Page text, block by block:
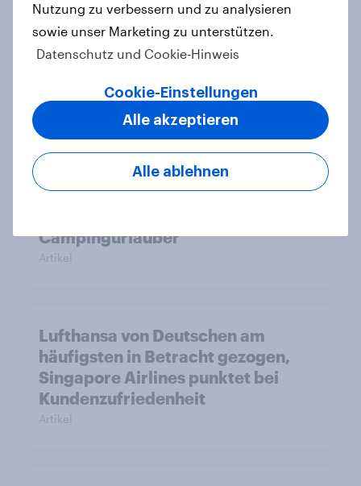
Urlaubsplanung mit KI: Mehr
Buchungsagent
Natururlaub mit Anspruch: So viel
Campingurlauber
Artikel
Lufthansa von Deutschen am
häufigsten in Betracht gezogen,
Singapore Airlines punktet bei
Kundenzufriedenheit
Artikel
Nutzung zu verbessern und zu analysieren
sowie unser Marketing zu unterstützen.
Datenschutz und Cookie-Hinweis
Cookie-Einstellungen
Alle ablehnen
Alle akzeptieren